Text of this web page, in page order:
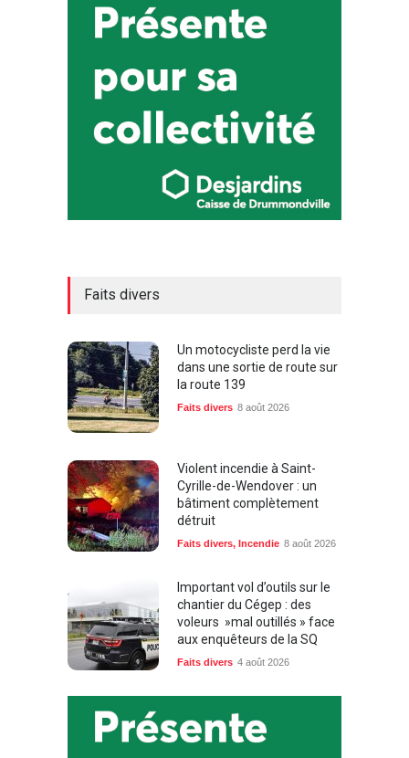
Faits divers
Un motocycliste perd la vie
dans une sortie de route sur
la route 139
Faits divers 8 août 2026
Violent incendie à Saint-
Cyrille-de-Wendover : un
bâtiment complètement
détruit
Faits divers, Incendie 8 août 2026
Important vol d’outils sur le
chantier du Cégep : des
voleurs »mal outillés » face
aux enquêteurs de la SQ
Faits divers 4 août 2026